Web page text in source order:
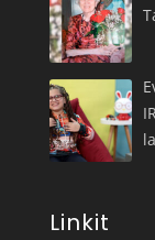
Linkit